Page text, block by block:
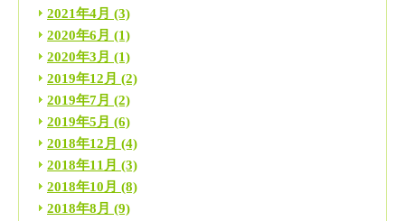
2021年4月 (3)
2020年6月 (1)
2020年3月 (1)
2019年12月 (2)
2019年7月 (2)
2019年5月 (6)
2018年12月 (4)
2018年11月 (3)
2018年10月 (8)
2018年8月 (9)